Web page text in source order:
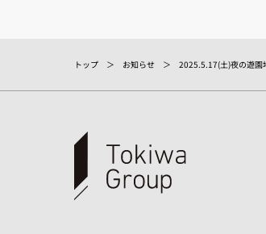
トップ お知らせ 2025.5.17(土)夜の遊園